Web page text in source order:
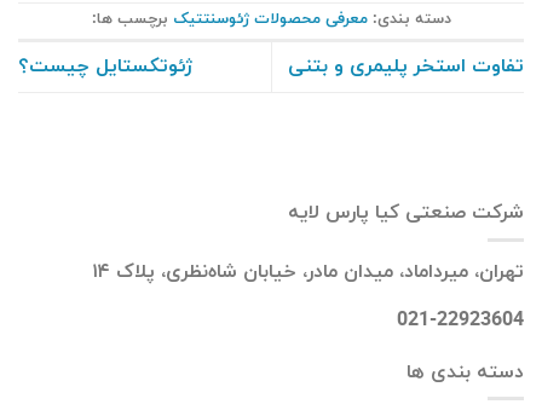
شرکت صنعتی کیا پارس لایه
تهران، میرداماد، میدان مادر، خیابان شاه‌نظری، پلاک ۱۴
021-22923604
دسته بندی ها
دسته بندی:معرفی محصولات ژئوسنتتیک برچسب ها:
تفاوت استخر پلیمری و بتنی ژئوتکستایل چیست؟